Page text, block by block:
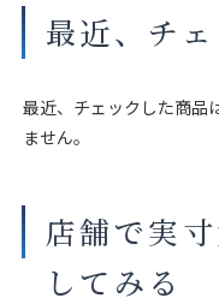
最近、チ
最近、チェックした商品
ません。
店舗で実
してみる